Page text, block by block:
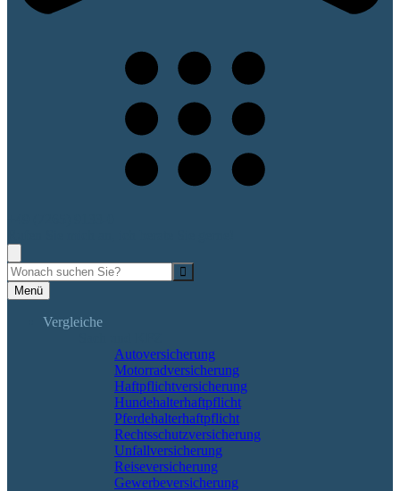
Menü
Vergleiche
Autoversicherung
Motorradversicherung
Haftpflichtversicherung
Hundehalterhaftpflicht
Pferdehalterhaftpflicht
Rechtsschutzversicherung
Unfallversicherung
Reiseversicherung
Gewerbeversicherung